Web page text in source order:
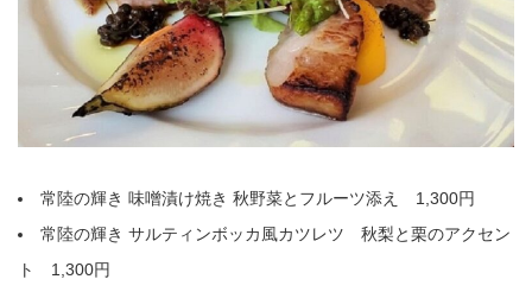
常陸の輝き 味噌漬け焼き 秋野菜とフルーツ添え 1,300円
常陸の輝き サルティンボッカ風カツレツ 秋梨と栗のアクセン
ト 1,300円